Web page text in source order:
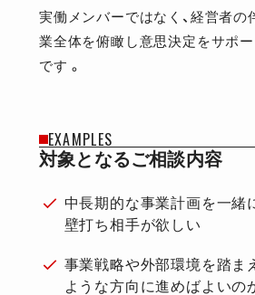
実働メンバーではなく、経営者の
業全体を俯瞰し意思決定をサポ
です 。
EXAMPLES
対象となるご相談内容
中長期的な事業計画を一緒
壁打ち相手が欲しい
事業戦略や外部環境を踏ま
ような方向に進めばよいの